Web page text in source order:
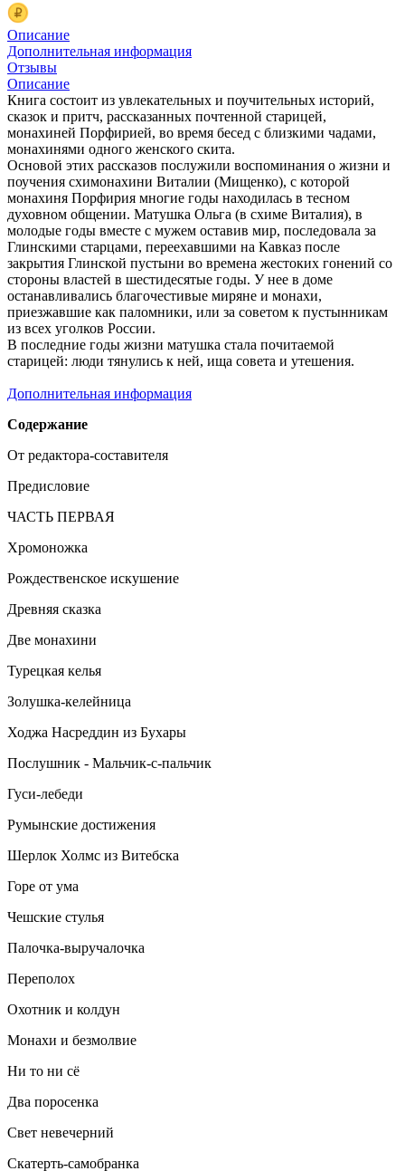
Описание
Дополнительная информация
Отзывы
Описание
Книга состоит из увлекательных и поучительных историй,
сказок и притч, рассказанных почтенной старицей,
монахиней Порфирией, во время бесед с близкими чадами,
монахинями одного женского скита.
Основой этих рассказов послужили воспоминания о жизни и
поучения схимонахини Виталии (Мищенко), с которой
монахиня Порфирия многие годы находилась в тесном
духовном общении. Матушка Ольга (в схиме Виталия), в
молодые годы вместе с мужем оставив мир, последовала за
Глинскими старцами, переехавшими на Кавказ после
закрытия Глинской пустыни во времена жестоких гонений со
стороны властей в шестидесятые годы. У нее в доме
останавливались благочестивые миряне и монахи,
приезжавшие как паломники, или за советом к пустынникам
из всех уголков России.
В последние годы жизни матушка стала почитаемой
старицей: люди тянулись к ней, ища совета и утешения.
Дополнительная информация
Содержание
От редактора-составителя
Предисловие
ЧАСТЬ ПЕРВАЯ
Хромоножка
Рождественское искушение
Древняя сказка
Две монахини
Турецкая келья
Золушка-келейница
Ходжа Насреддин из Бухары
Послушник - Мальчик-с-пальчик
Гуси-лебеди
Румынские достижения
Шерлок Холмс из Витебска
Горе от ума
Чешские стулья
Палочка-выручалочка
Переполох
Охотник и колдун
Монахи и безмолвие
Ни то ни сё
Два поросенка
Свет невечерний
Скатерть-самобранка